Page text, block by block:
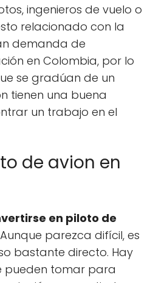
ingenieros de vuelo o
relacionado con la
demanda de
en Colombia, por lo
se gradúan de un
tienen una buena
un trabajo en el
de avion en
en piloto de
parezca difícil, es
bastante directo. Hay
pueden tomar para